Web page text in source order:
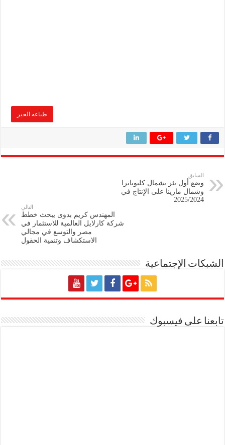
طباعه الخبر
السابق
وضع أول بئر بشمال كليوباترا
وشمال مارينا على الإنتاج في
2025/2024
التالي
المهندس كريم بدوى يبحث خطط
شركة كارلايل العالمية للاستثمار في
مصر والتوسع في مجالي
الاستكشاف وتنمية الحقول
الشبكات الإجتماعية
تابعنا على فيسبوك